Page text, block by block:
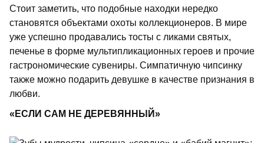
Стоит заметить, что подобные находки нередко
становятся объектами охоты коллекционеров. В мире
уже успешно продавались тосты с ликами святых,
печенье в форме мультипликационных героев и прочие
гастрономические сувениры. Симпатичную чипсинку
также можно подарить девушке в качестве признания в
любви.
«ЕСЛИ САМ НЕ ДЕРЕВЯННЫЙ»